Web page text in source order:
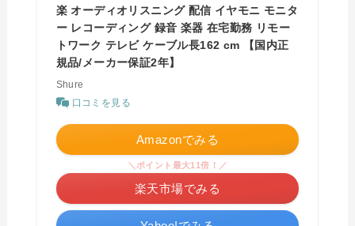
楽 オーディオリスニング 配信 イヤモニ モニタ
ー レコーディング 録音 楽器 在宅勤務 リモー
トワーク テレビ ケーブル長162 cm 【国内正
規品/メーカー保証2年】
Shure
口コミを見る
Amazonでみる
＼ポイント最大11倍！／
楽天市場でみる